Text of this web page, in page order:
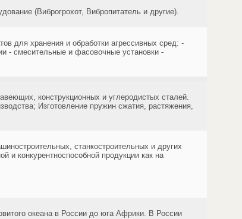
(Виброгрохот, Вибропитатель и другие).
для хранения и обработки агрессивных сред: -
- смесительные и фасовочные установки -
конструкционных и углеродистых сталей.
Изготовление пружин сжатия, растяжения,
станкостроительных и других
и конкурентноспособной продукции как на
океана в России до юга Африки. В России